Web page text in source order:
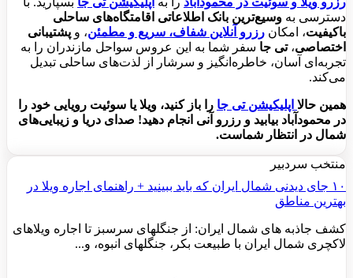
دسترسی به وسیع‌ترین بانک اطلاعاتی اقامتگاه‌های ساحلی
باکیفیت، امکان رزرو آنلاین شفاف، سریع و مطمئن، و پشتیبانی
اختصاصی،تی جا سفر شما به این عروس سواحل مازندران را به
تجربه‌ای آسان، خاطره‌انگیز و سرشار از لذت‌های ساحلی تبدیل
می‌کند.
همین حالا اپلیکیشن تی جا را باز کنید، ویلا یا سوئیت رویایی خود را
در محمودآباد بیابید و رزرو آنی انجام دهید! صدای دریا و زیبایی‌های
شمال در انتظار شماست.
منتخب سردبیر
۱۰ جای دیدنی شمال ایران که باید ببینید + راهنمای اجاره ویلا در
بهترین مناطق
کشف جاذبه های شمال ایران: از جنگلهای سرسبز تا اجاره ویلاهای
لاکچری شمال ایران با طبیعت بکر، جنگلهای انبوه، و...